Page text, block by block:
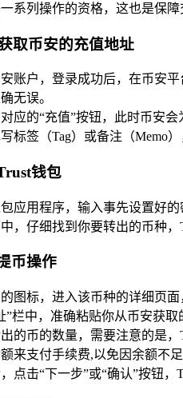
系列操作的资格，这也是保障
取币安的充值地址
账户，登录成功后，在币安
无误。
应的“充值”按钮，此时币安
标签（Tag）或备注（Memo
钱包
包应用程序，输入事先设置好
，仔细找到你要转出的币种
币操作
图标，进入该币种的详细页
”栏中，准确粘贴你从币安获
的币的数量，需要注意的是
来支付手续费,以免因余额不足
点击“下一步”或“确认”按钮